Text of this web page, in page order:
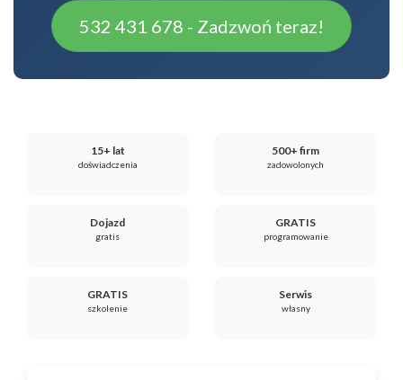
532 431 678 - Zadzwoń teraz!
15+ lat
doświadczenia
500+ firm
zadowolonych
Dojazd
gratis
GRATIS
programowanie
GRATIS
szkolenie
Serwis
własny